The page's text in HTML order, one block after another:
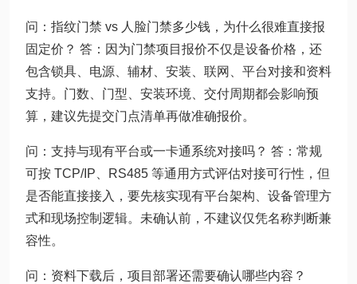
问：指纹门禁 vs 人脸门禁多少钱，为什么很难直接报
固定价？ 答：因为门禁项目报价不仅是设备价格，还
包含锁具、电源、辅材、安装、联网、平台对接和资料
支持。门数、门型、安装环境、交付周期都会影响预
算，建议先提交门点清单再做准确报价。
问：支持与现有平台或一卡通系统对接吗？ 答：常规
可按 TCP/IP、RS485 等通用方式评估对接可行性，但
是否能直接接入，要先核实现有平台架构、设备管理方
式和现场控制逻辑。未确认前，不建议仅凭名称判断兼
容性。
问：资料下载后，项目部署还需要确认哪些内容？